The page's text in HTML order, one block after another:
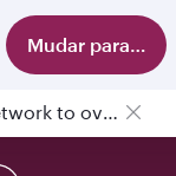
Mudar para o
Qatar Airways Expands Global Network to over 160 Destinations